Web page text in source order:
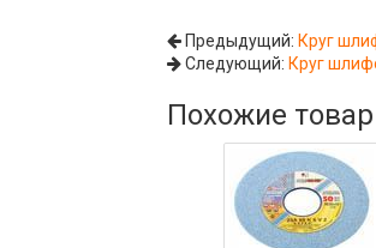
Предыдущий: Круг
Следующий: Круг
Похожие